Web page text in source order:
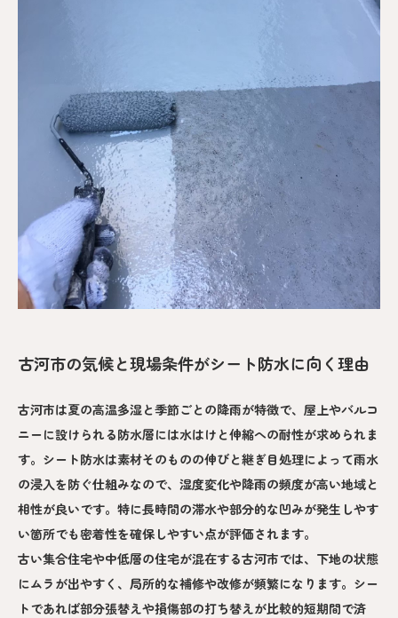
古河市の気候と現場条件がシート防水に向く理由
古河市は夏の高温多湿と季節ごとの降雨が特徴で、屋上やバルコ
ニーに設けられる防水層には水はけと伸縮への耐性が求められま
す。シート防水は素材そのものの伸びと継ぎ目処理によって雨水
の浸入を防ぐ仕組みなので、湿度変化や降雨の頻度が高い地域と
相性が良いです。特に長時間の滞水や部分的な凹みが発生しやす
い箇所でも密着性を確保しやすい点が評価されます。
古い集合住宅や中低層の住宅が混在する古河市では、下地の状態
にムラが出やすく、局所的な補修や改修が頻繁になります。シー
トであれば部分張替えや損傷部の打ち替えが比較的短期間で済